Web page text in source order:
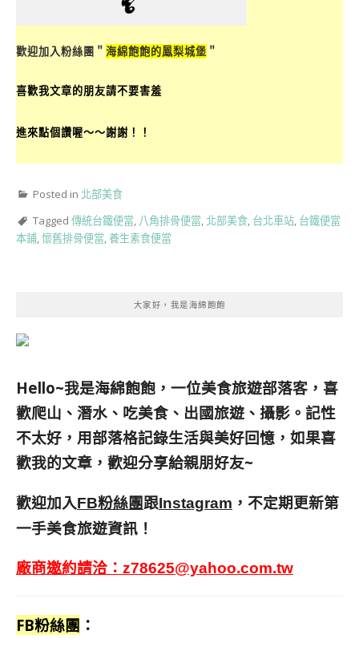
歡迎加入粉絲團＂ 海綿飽飽的鳳梨城堡 ＂
喜歡我文章的朋友請不要害羞
進來點個讚喔～～謝謝！！
Posted in 北部美食
Tagged 傳統台鐵便當, 八角排骨便當, 北部美食, 台北車站, 台鐵便當
本鋪,懷舊排骨便當,養生素食便當
大家好，我是海綿飽飽
Hello~我是海綿飽飽，一位美食旅遊部落客， 喜
歡爬山、潛水、吃美食、出國旅遊、攝影。 記性
不太好，用部落格記錄生活與美好回憶， 如果喜
歡我的文章，歡迎分享給親朋好友~
歡迎加入FB粉絲團跟Instagram ，不定期更新第
一手美食旅遊資訊！
廠商邀約請洽： z78625@yahoo.com.tw
FB粉絲團 ：